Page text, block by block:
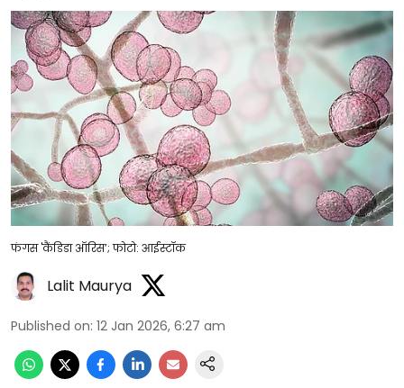
फंगस 'कैंडिडा ऑरिस’; फोटो: आईस्टॉक
Lalit Maurya
Published on: 12 Jan 2026, 6:27 am